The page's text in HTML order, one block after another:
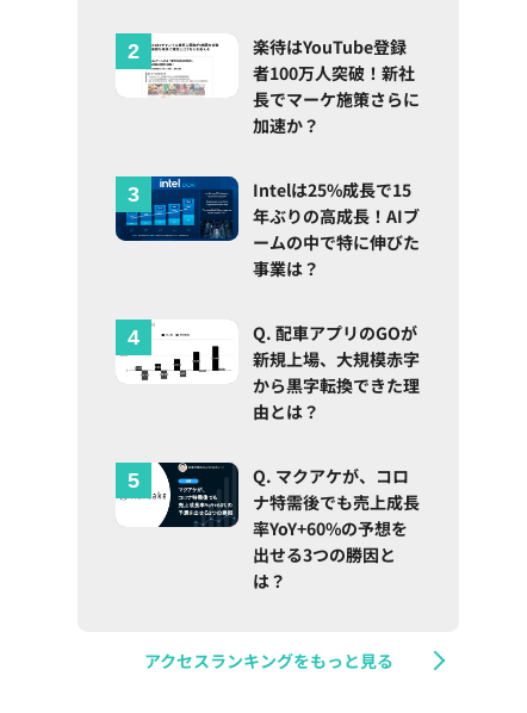
楽待はYouTube登録
者100万人突破！新社
長でマーケ施策さらに
加速か？
Intelは25%成長で15
年ぶりの高成長！AIブ
ームの中で特に伸びた
事業は？
Q. 配車アプリのGOが
新規上場、大規模赤字
から黒字転換できた理
由とは？
Q. マクアケが、コロ
ナ特需後でも売上成長
率YoY+60%の予想を
出せる3つの勝因と
は？
アクセスランキングをもっと見る